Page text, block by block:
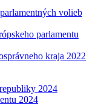
volieb
parlamentu
kraja 2022
2024
2024